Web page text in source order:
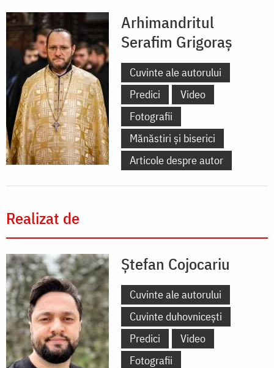
Arhimandritul
Serafim Grigoraș
Cuvinte ale autorului
Predici
Video
Fotografii
Mănăstiri și biserici
Articole despre autor
Realizat de
Ștefan Cojocariu
Cuvinte ale autorului
Cuvinte duhovnicești
Predici
Video
Fotografii